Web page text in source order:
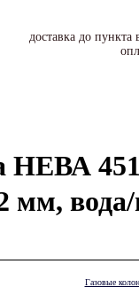
доставка до
НЕВА
мм,
Газовые